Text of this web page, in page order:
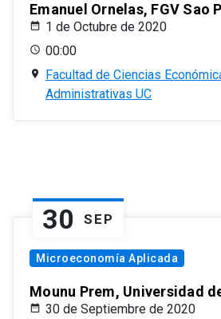
Emanuel Ornelas, FGV Sao
1 de Octubre de 2020
00:00
Facultad de Ciencias
Administrativas UC
30 SEP
Microeconomía Aplicada
Mounu Prem, Universidad
30 de Septiembre de 2020